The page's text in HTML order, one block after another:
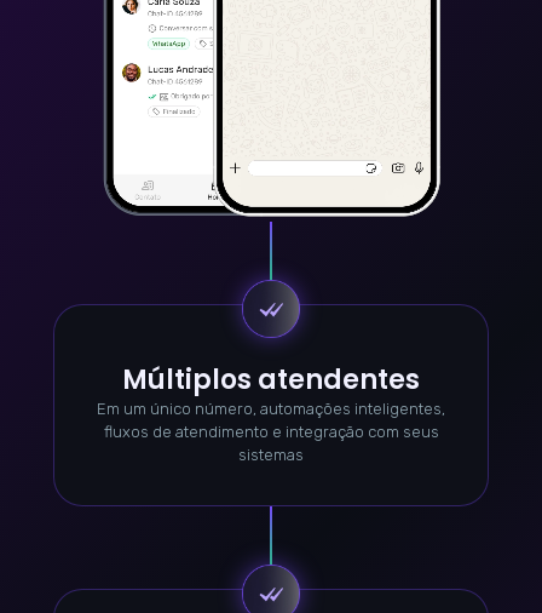
Múltiplos atendentes
Em um único número, automações inteligentes,
fluxos de atendimento e integração com seus
sistemas